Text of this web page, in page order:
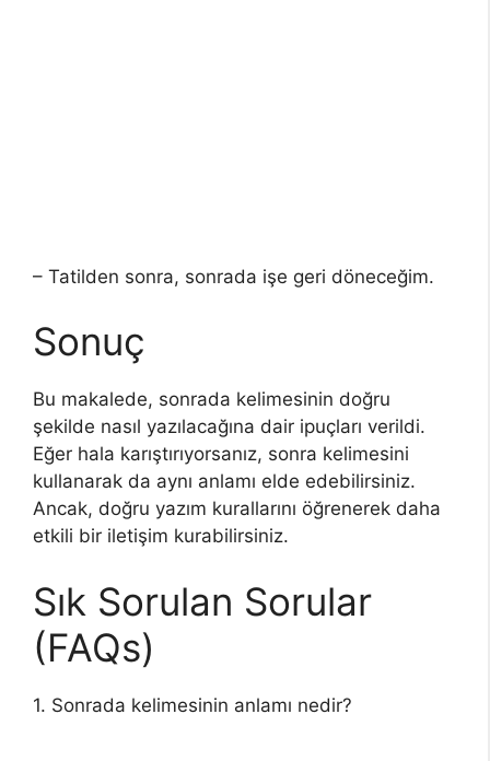
– Tatilden sonra, sonrada işe geri döneceğim.
Sonuç
Bu makalede, sonrada kelimesinin doğru
şekilde nasıl yazılacağına dair ipuçları verildi.
Eğer hala karıştırıyorsanız, sonra kelimesini
kullanarak da aynı anlamı elde edebilirsiniz.
Ancak, doğru yazım kurallarını öğrenerek daha
etkili bir iletişim kurabilirsiniz.
Sık Sorulan Sorular
(FAQs)
1. Sonrada kelimesinin anlamı nedir?